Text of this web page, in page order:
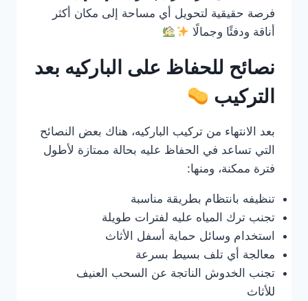
فرصة حقيقية لتحويل أي مساحة إلى مكان أكثر
أناقة ودفئًا وجمالًا
نصائح للحفاظ على الباركيه بعد
التركيب
بعد الانتهاء من تركيب الباركيه، هناك بعض النصائح
التي تساعد في الحفاظ عليه بحالة ممتازة لأطول
فترة ممكنة، ومنها:
تنظيفه بانتظام بطريقة مناسبة
تجنب ترك المياه عليه لفترات طويلة
استخدام وسائل حماية أسفل الأثاث
معالجة أي تلف بسيط بسرعة
تجنب الخدوش الناتجة عن السحب العنيف
للأثاث